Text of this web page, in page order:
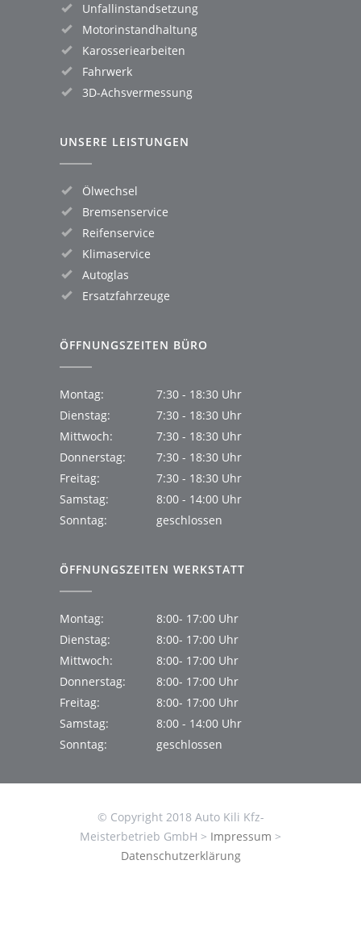
Unfallinstandsetzung
Motorinstandhaltung
Karosseriearbeiten
Fahrwerk
3D-Achsvermessung
UNSERE LEISTUNGEN
Ölwechsel
Bremsenservice
Reifenservice
Klimaservice
Autoglas
Ersatzfahrzeuge
ÖFFNUNGSZEITEN BÜRO
Montag:
7:30 - 18:30 Uhr
Dienstag:
7:30 - 18:30 Uhr
Mittwoch:
7:30 - 18:30 Uhr
Donnerstag:
7:30 - 18:30 Uhr
Freitag:
7:30 - 18:30 Uhr
Samstag:
8:00 - 14:00 Uhr
Sonntag:
geschlossen
ÖFFNUNGSZEITEN WERKSTATT
Montag:
8:00- 17:00 Uhr
Dienstag:
8:00- 17:00 Uhr
Mittwoch:
8:00- 17:00 Uhr
Donnerstag:
8:00- 17:00 Uhr
Freitag:
8:00- 17:00 Uhr
Samstag:
8:00 - 14:00 Uhr
Sonntag:
geschlossen
© Copyright 2018 Auto Kili Kfz-
Meisterbetrieb GmbH > Impressum >
Datenschutzerklärung